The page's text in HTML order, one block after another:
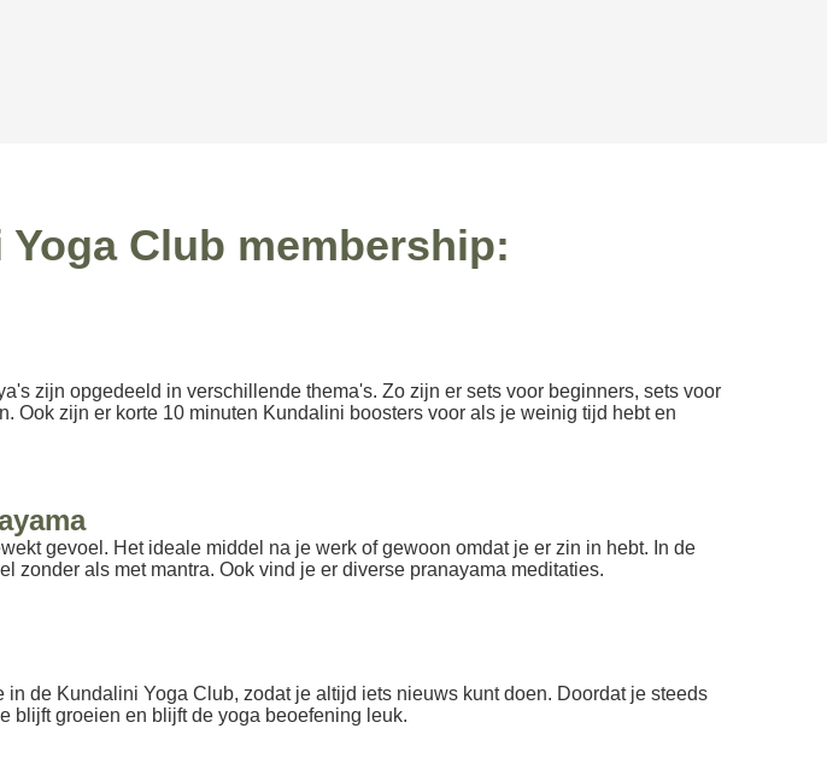
Club membership:
zijn opgedeeld in verschillende thema's. Zo zijn er sets voor beginners, sets voor
Ook zijn er korte 10 minuten Kundalini boosters voor als je weinig tijd hebt en
gevoel. Het ideale middel na je werk of gewoon omdat je er zin in hebt. In de
als met mantra. Ook vind je er diverse pranayama meditaties.
de Kundalini Yoga Club, zodat je altijd iets nieuws kunt doen. Doordat je steeds
blijft groeien en blijft de yoga beoefening leuk.